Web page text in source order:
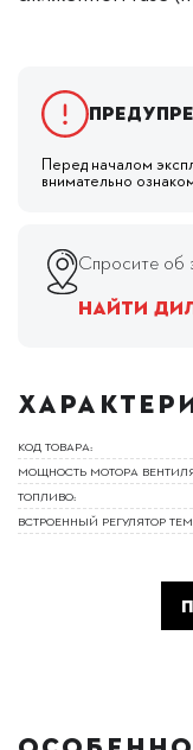
Перед началом
внимательно
Спросите об
НАЙТИ
КОД ТОВАРА:
МОЩНОСТЬ МОТОРА
ТОПЛИВО:
ВСТРОЕННЫЙ РЕГУЛЯТОР